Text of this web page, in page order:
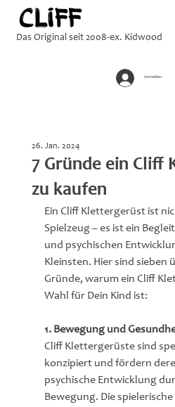
Anmelden
Das Original seit 2008-ex. Kidwood
7 Gründe ein Cliff
zu kaufen
26. Jan. 2024
Ein Cliff Klettergerüst ist
Spielzeug – es ist ein
und psychischen
Kleinsten. Hier sind sieben
Gründe, warum ein Cliff
Wahl für Dein Kind ist:
1. Bewegung und
Cliff Klettergerüste sind
konzipiert und fördern
psychische Entwicklung
Bewegung. Die